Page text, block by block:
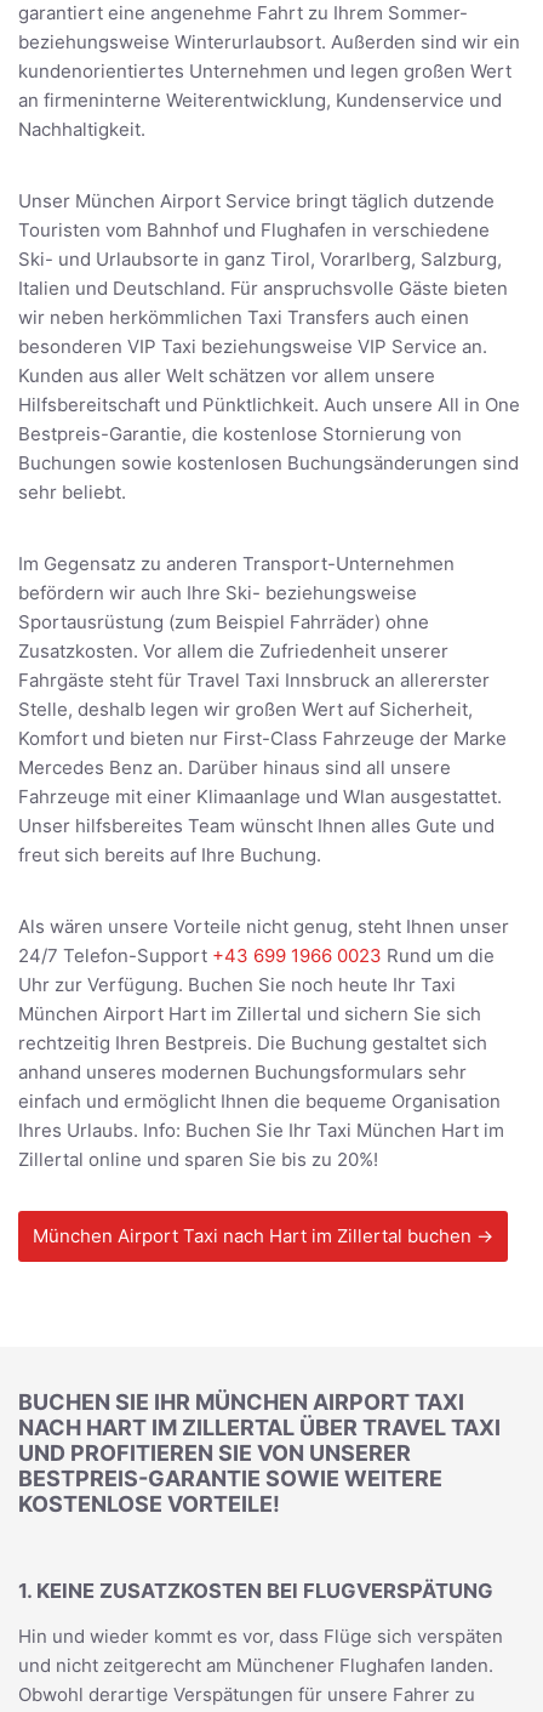
garantiert eine angenehme Fahrt zu Ihrem Sommer-
beziehungsweise Winterurlaubsort. Außerden sind wir ein
kundenorientiertes Unternehmen und legen großen Wert
an firmeninterne Weiterentwicklung, Kundenservice und
Nachhaltigkeit.
Unser München Airport Service bringt täglich dutzende
Touristen vom Bahnhof und Flughafen in verschiedene
Ski- und Urlaubsorte in ganz Tirol, Vorarlberg, Salzburg,
Italien und Deutschland. Für anspruchsvolle Gäste bieten
wir neben herkömmlichen Taxi Transfers auch einen
besonderen VIP Taxi beziehungsweise VIP Service an.
Kunden aus aller Welt schätzen vor allem unsere
Hilfsbereitschaft und Pünktlichkeit. Auch unsere All in One
Bestpreis-Garantie, die kostenlose Stornierung von
Buchungen sowie kostenlosen Buchungsänderungen sind
sehr beliebt.
Im Gegensatz zu anderen Transport-Unternehmen
befördern wir auch Ihre Ski- beziehungsweise
Sportausrüstung (zum Beispiel Fahrräder) ohne
Zusatzkosten. Vor allem die Zufriedenheit unserer
Fahrgäste steht für Travel Taxi Innsbruck an allererster
Stelle, deshalb legen wir großen Wert auf Sicherheit,
Komfort und bieten nur First-Class Fahrzeuge der Marke
Mercedes Benz an. Darüber hinaus sind all unsere
Fahrzeuge mit einer Klimaanlage und Wlan ausgestattet.
Unser hilfsbereites Team wünscht Ihnen alles Gute und
freut sich bereits auf Ihre Buchung.
Als wären unsere Vorteile nicht genug, steht Ihnen unser
24/7 Telefon-Support +43 699 1966 0023 Rund um die
Uhr zur Verfügung. Buchen Sie noch heute Ihr Taxi
München Airport Hart im Zillertal und sichern Sie sich
rechtzeitig Ihren Bestpreis. Die Buchung gestaltet sich
anhand unseres modernen Buchungsformulars sehr
einfach und ermöglicht Ihnen die bequeme Organisation
Ihres Urlaubs. Info: Buchen Sie Ihr Taxi München Hart im
Zillertal online und sparen Sie bis zu 20%!
München Airport Taxi nach Hart im Zillertal buchen →
BUCHEN SIE IHR MÜNCHEN AIRPORT TAXI
NACH HART IM ZILLERTAL ÜBER TRAVEL TAXI
UND PROFITIEREN SIE VON UNSERER
BESTPREIS-GARANTIE SOWIE WEITERE
KOSTENLOSE VORTEILE!
1. KEINE ZUSATZKOSTEN BEI FLUGVERSPÄTUNG
Hin und wieder kommt es vor, dass Flüge sich verspäten
und nicht zeitgerecht am Münchener Flughafen landen.
Obwohl derartige Verspätungen für unsere Fahrer zu